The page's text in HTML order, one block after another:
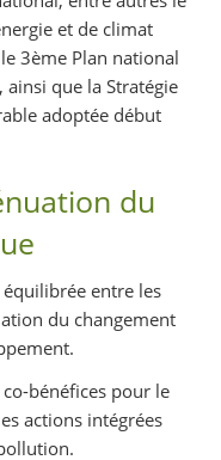
et de climat
3ème Plan national
ainsi que la Stratégie
adoptée début
du
entre les
du changement
bénéfices pour le
actions intégrées